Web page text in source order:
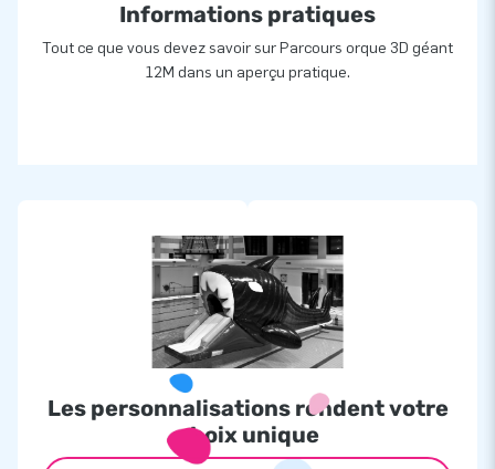
Informations pratiques
Tout ce que vous devez savoir sur Parcours orque 3D géant
12M dans un aperçu pratique.
Les personnalisations rendent votre
choix unique